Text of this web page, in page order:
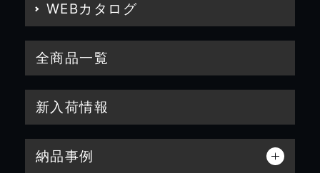
WEBカタログ
全商品一覧
新入荷情報
納品事例